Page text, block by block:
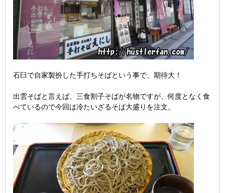
石臼で自家製扮した手打ちそばという事で、期待大！
出雲そばと言えば、三食割子そばが名物ですが、何度となく食
べているので今回は冷たいざるそば大盛りを注文。